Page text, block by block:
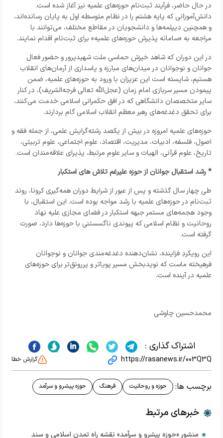
در حال حاضر، فرآیند ثبت‌نام حوزه‌های علمیه نیز آغاز شده است.
دانش‌آموزانی که پایه هشتم را در نظام متوسطه اول به پایان رسانده‌اند،
و همچنین دیپلمه‌ها و دانشجویان در مقاطع مختلف، می‌توانند با
مراجعه به «سامانه پذیرش حوزه‌های علمیه» برای ثبت‌نام اقدام نمایند.
در این دوران که شاهد خیزش حماسی ملت شهیدپرور و حضور فعال
جوانان و نوجوانان در میدان‌های مبارزه و پاسداری از آرمان‌های انقلاب
هستیم، شایسته است این عزیزان با ورود به حوزه‌های علمیه، ضمن
پیمودن مسیر سربازی امام زمان (عجل‌الله تعالی فرجه‌الشریف)، در کنار
سایر متخصصان دانشگاهی که در افق حکمرانی اسلامی خدمت می‌کنند،
برای تحقق دغدغه‌های رهبر معظم انقلاب اسلامی گام بردارند.
حوزه‌های علمیه امروزه در بیش از یکصد رشته‌گرایش علمی، از جمله فقه و
اصول، فلسفه، ادبیات، مدیریت، اقتصاد، علوم اجتماعی، علوم تربیتی،
تاریخ، علوم قرآنی، الهیات و سایر علوم مرتبط، پذیرای علاقه‌مندان است.
* رشد استقبال جوانان از حوزه علیرغم تلاش های استکبار
طی چهار سال گذشته و پس از عبور از شرایط دوران همه‌گیری کرونا، روند
ثبت‌نام در حوزه‌های علمیه با رشد مواجه بوده است. این استقبال، با
وجود هجمه‌های مستمر جبهه استکبار در فضای مجازی علیه نهاد
روحانیت و نظام اسلامی که پیوندی ناگسستنی با حوزه‌ها دارد، صورت
گرفته است.
این رویکردِ فزاینده، نشان‌دهنده دغدغه‌مندی جوانان و نوجوانان
فرهیخته ماست که نویدبخش مسیر پویاتر و پررونق‌تر برای حوزه‌های
علمیه در آینده است.
محمدحسین چاوشی
اشتراک گذاری :
https://rasanews.ir/003Q3Q گزارش خطا
برچسب ها: حوزه و روحانیت فرهنگ حوزه پیشرو و سرآمد
خبرهای مرتبط
منشور «حوزه پیشرو و سرآمد» نقشه راه تمدن اسلامی و سند